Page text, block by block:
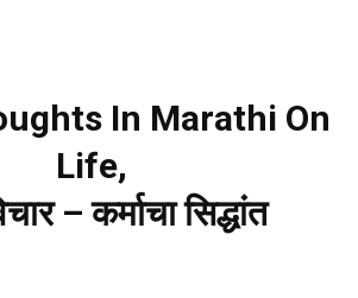
In Marathi On
Life,
– कर्माचा सिद्धांत